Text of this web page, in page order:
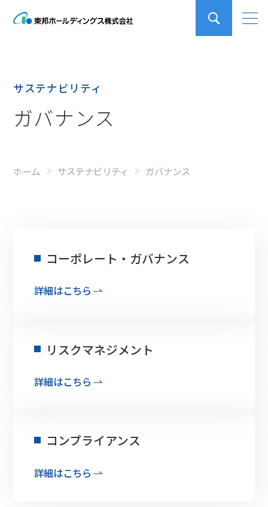
サステナビリティ
ガバナンス
ホーム サステナビリティ ガバナンス
コーポレート・ガバナンス
詳細はこちら
リスクマネジメント
詳細はこちら
コンプライアンス
詳細はこちら